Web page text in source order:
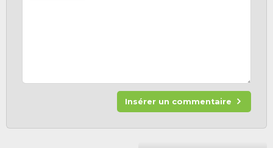
Insérer un commentaire